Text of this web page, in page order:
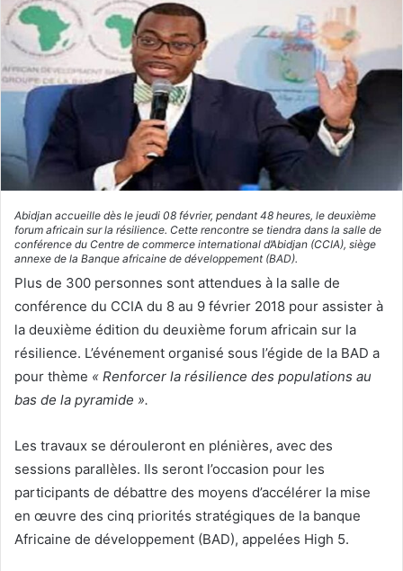
Abidjan accueille dès le jeudi 08 février, pendant 48 heures, le deuxième
forum africain sur la résilience. Cette rencontre se tiendra dans la salle de
conférence du Centre de commerce international d’Abidjan (CCIA), siège
annexe de la Banque africaine de développement (BAD).
Plus de 300 personnes sont attendues à la salle de
conférence du CCIA du 8 au 9 février 2018 pour assister à
la deuxième édition du deuxième forum africain sur la
résilience. L’événement organisé sous l’égide de la BAD a
pour thème « Renforcer la résilience des populations au
bas de la pyramide ».
Les travaux se dérouleront en plénières, avec des
sessions parallèles. Ils seront l’occasion pour les
participants de débattre des moyens d’accélérer la mise
en œuvre des cinq priorités stratégiques de la banque
Africaine de développement (BAD), appelées High 5.